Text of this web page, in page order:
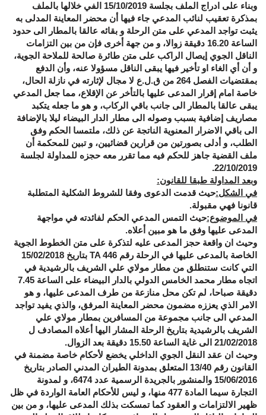
وبناء على ادراج الملف بجلسة 15/10/2019 الفي خلالها بالملف
بمذكرة تعقيب لنائب المدعي جاء فيها أن محضر المعاينة المدلى به
يثبت تواجد المدعي على متن الرحلة و بقائه عالقا بالمطار الى حدود
الساعة 16.20 دقيقة زوالا، و من جهة أخرى فإن من بين التزامات
الناقل الجوي إيصال الراكب على متن طائرة صالحة للملاحة الجوية،
و أن أي الغاء او تأخير فيها يبقى الناقل مسؤولا عنه، وأن الدفع
بمقتضيات الفصل 264 من ق.ل.ع لا مجال لإثارته في نازلة الحال،
خاصة امام إقرار المدعى عليها بالتأخر عن الإقلاع، مما جعل المدعي
يبقى عالقا بالمطار الى جانب باقي الركاب، و هو ما جعله يتكبد
مصاريف إضافية بسبب وصوله الى مطار الدار البيضاء ليلا بالإضافة
الى باقي الاضرار المعنوية الناتجة عن ذلك، ملتمسا الحكم وفق
الطلب، و أدلى بصورتين من قرارين قضائيين، و تبين للمحكمة أن
ملف القضية جاهز للحكم فيه مما تقرر معه حجزه للمداولة لجلسة
22/10/2019.
وبعد المداولة طبقا للقانون:
في الشكل:حيث قدمت الدعوى وفقا للشروط الشكلية المتطلبة
قانونا فهي مقبولة.
في الموضوع:حيث التمس المدعي الحكم لفائدته في مواجهة
المدعى عليها وفق ما هو مبين أعلاه.
وحيث ان واقعة حجز المدعى عليه لتذكرة على متن الخطوط الجوية
الخاصة بالمدعى عليها في الرحلة رقم TA 446
بتاريخ 15/02/2018
التي كانت ستنطلق من مطار مولاي علي الشريف بالرشيدية في
اتجاه مطار محمد الخامس الدولي بالدار البيضاء على الساعة 7.45
دقيقة صباحا، لم تكن محل منازعة من طرف المدعى عليها، و هو
الامر الذي يعززه مضمون محضر المعاينة المرفق، والذي يفيد تواجد
المدعي الى جانب مجموعة من المسافرين بمطار مولاي علي
الشريف بالرشيدية بتاريخ الرحلة المشار اليها أعلاه المصادف ل
21/02/2018 الى غاية الساعة 15.50 دقيقة بعد الزوال.
وحيث ان عقد النقل الجوي الداخلي يخضع لأحكام خاصة مضمنة في
القانون رقم 13/40 المتعلق بمدونة الطيران المدني الصادر بتاريخ
15/06/2016 والمنشور بالجريدة الرسمية عدد 6474، و لمدونة
التجارة سيما المادة 477 منها، و ليس للأحكام العامة الواردة في ظل
ظهير الالتزامات و العقود كما تمسكت بذلك المدعى عليها، و من بين